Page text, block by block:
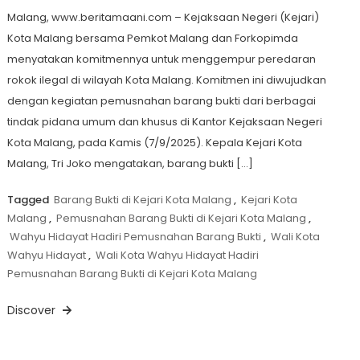
Malang, www.beritamaani.com – Kejaksaan Negeri (Kejari)
Kota Malang bersama Pemkot Malang dan Forkopimda
menyatakan komitmennya untuk menggempur peredaran
rokok ilegal di wilayah Kota Malang. Komitmen ini diwujudkan
dengan kegiatan pemusnahan barang bukti dari berbagai
tindak pidana umum dan khusus di Kantor Kejaksaan Negeri
Kota Malang, pada Kamis (7/9/2025). Kepala Kejari Kota
Malang, Tri Joko mengatakan, barang bukti […]
Tagged Barang Bukti di Kejari Kota Malang , Kejari Kota
Malang , Pemusnahan Barang Bukti di Kejari Kota Malang ,
Wahyu Hidayat Hadiri Pemusnahan Barang Bukti , Wali Kota
Wahyu Hidayat, Wali Kota Wahyu Hidayat Hadiri
Pemusnahan Barang Bukti di Kejari Kota Malang
Discover